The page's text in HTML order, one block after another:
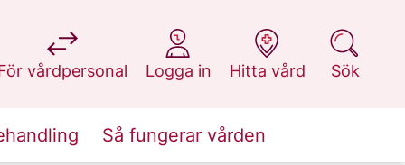
vårdpersonal
på 1177.se
Logga in
på 1177.se
Hitta vård
på 1177.se
Sök
på 1177.se
Så fungerar vården